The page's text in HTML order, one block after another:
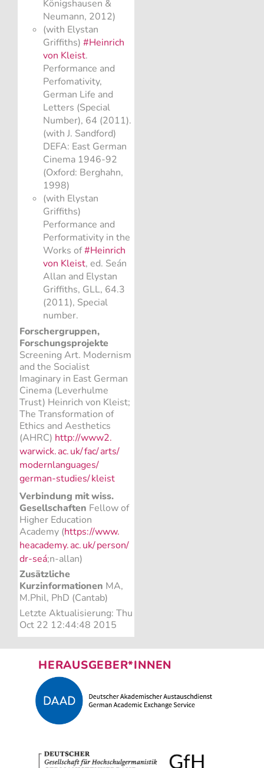
Königshausen &
Neumann, 2012)
(with Elystan
Griffiths) #Heinrich
von Kleist.
Performance and
Perfomativity,
German Life and
Letters (Special
Number), 64 (2011).
(with J. Sandford)
DEFA: East German
Cinema 1946-92
(Oxford: Berghahn,
1998)
(with Elystan
Griffiths)
Performance and
Performativity in the
Works of#Heinrich
von Kleist, ed. Seán
Allan and Elystan
Griffiths, GLL, 64.3
(2011), Special
number.
Forschergruppen,
Forschungsprojekte
Screening Art. Modernism
and the Socialist
Imaginary in East German
Cinema (Leverhulme
Trust) Heinrich von Kleist;
The Transformation of
Ethics and Aesthetics
(AHRC) http://www2.
warwick.ac.uk/fac/arts/
modernlanguages/
german-studies/kleist
Verbindung mit wiss.
Gesellschaften Fellow of
Higher Education
Academy (https://www.
heacademy.ac.uk/person/
dr-seá;n-allan)
Zusätzliche
Kurzinformationen MA,
M.Phil, PhD (Cantab)
Letzte Aktualisierung: Thu
Oct 22 12:44:48 2015
HERAUSGEBER*INNEN